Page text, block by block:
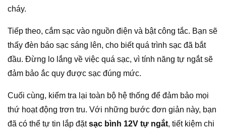
cháy.
Tiếp theo, cắm sạc vào nguồn điện và bật công tắc. Bạn sẽ
thấy đèn báo sạc sáng lên, cho biết quá trình sạc đã bắt
đầu. Đừng lo lắng về việc quá sạc, vì tính năng tự ngắt sẽ
đảm bảo ắc quy được sạc đúng mức.
Cuối cùng, kiểm tra lại toàn bộ hệ thống để đảm bảo mọi
thứ hoạt động trơn tru. Với những bước đơn giản này, bạn
đã có thể tự tin lắp đặtsạc bình 12V tự ngắt, tiết kiệm chi